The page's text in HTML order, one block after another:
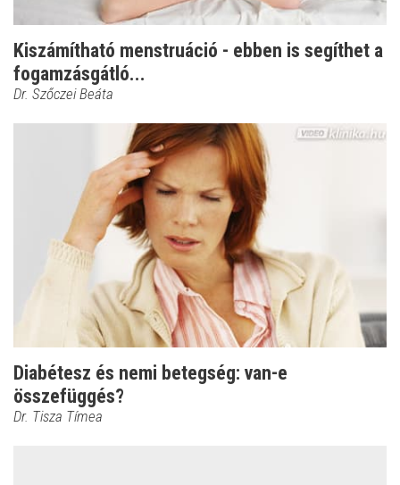
Kiszámítható menstruáció - ebben is segíthet a
fogamzásgátló...
Dr. Szőczei Beáta
Diabétesz és nemi betegség: van-e
összefüggés?
Dr. Tisza Tímea